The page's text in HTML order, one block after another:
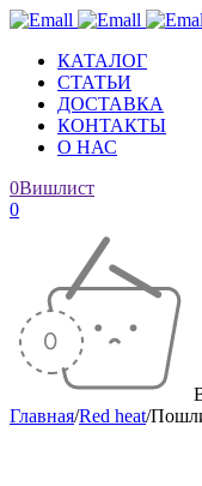
КАТАЛОГ
СТАТЬИ
ДОСТАВКА
КОНТАКТЫ
О НАС
0Вишлист
0
Главная/Red heat/